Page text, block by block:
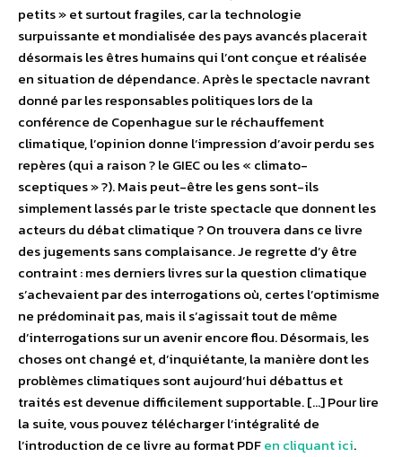
petits » et surtout fragiles, car la technologie
surpuissante et mondialisée des pays avancés placerait
désormais les êtres humains qui l’ont conçue et réalisée
en situation de dépendance. Après le spectacle navrant
donné par les responsables politiques lors de la
conférence de Copenhague sur le réchauffement
climatique, l’opinion donne l’impression d’avoir perdu ses
repères (qui a raison ? le GIEC ou les « climato-
sceptiques » ?). Mais peut-être les gens sont-ils
simplement lassés par le triste spectacle que donnent les
acteurs du débat climatique ? On trouvera dans ce livre
des jugements sans complaisance. Je regrette d’y être
contraint : mes derniers livres sur la question climatique
s’achevaient par des interrogations où, certes l’optimisme
ne prédominait pas, mais il s’agissait tout de même
d’interrogations sur un avenir encore flou. Désormais, les
choses ont changé et, d’inquiétante, la manière dont les
problèmes climatiques sont aujourd’hui débattus et
traités est devenue difficilement supportable. […] Pour lire
la suite, vous pouvez télécharger l’intégralité de
l’introduction de ce livre au format PDFen cliquant ici.